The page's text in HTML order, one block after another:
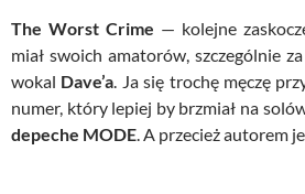
The Worst Crime — kolejne
miał swoich amatorów, szczególnie
wokal Dave’a . Ja się trochę męczę
numer, który lepiej by brzmiał na
depeche MODE . A przecież autorem